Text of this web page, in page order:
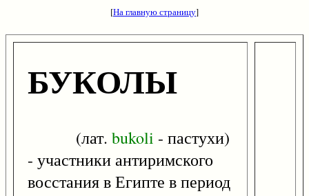
[На главную страницу]
БУКОЛЫ
(лат. bukoli - пастухи)
- участники антиримского
восстания в Египте в период